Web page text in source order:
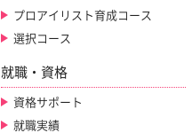
プロアイリスト育成コース
選択コース
就職・資格
資格サポート
就職実績